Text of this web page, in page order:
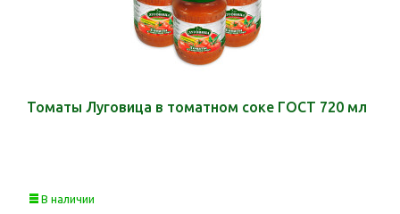
Томаты Луговица в томатном соке ГОСТ 720 мл
В наличии